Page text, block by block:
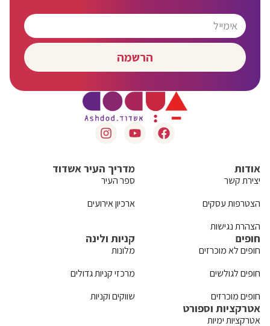
הרשמה
אודות
יצירת קשר
הצטרפות עסקים
הצהרת נגישות
מדריך העיר אשדוד
ספר העיר
ארכיון אירועים
חופים
חופים לא מוכרזים
חופים לגולשים
חופים מוכרזים
קניות ולינה
מלונות
מרכזי קניות גדולים
שווקים וקניות
אטרקציות וספורט
אטרקציות ימיות